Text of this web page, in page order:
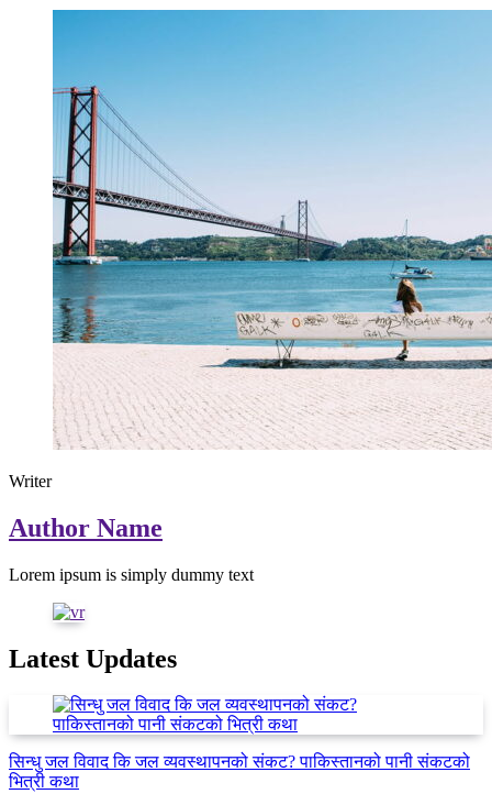
Writer
Author Name
Lorem ipsum is simply dummy text
Latest Updates
सिन्धु जल विवाद कि जल व्यवस्थापनको संकट? पाकिस्तानको पानी संकटको
भित्री कथा